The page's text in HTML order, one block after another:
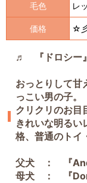
毛色 レ
価格 ☆
♬ 『ドロシー
おっとりして
っこい男の子。
クリクリのお目
きれいな明るい
格、普通のトイ
父犬 ： 『
母犬 ： 『